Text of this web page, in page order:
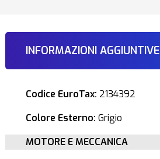
INFORMAZIONI AGGIUNTIVE
Codice EuroTax: 2134392
Colore Esterno: Grigio
MOTORE E MECCANICA